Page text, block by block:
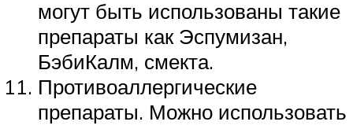
могут быть использованы такие
препараты как Эспумизан,
БэбиКалм, смекта.
Противоаллергические
препараты. Можно использовать